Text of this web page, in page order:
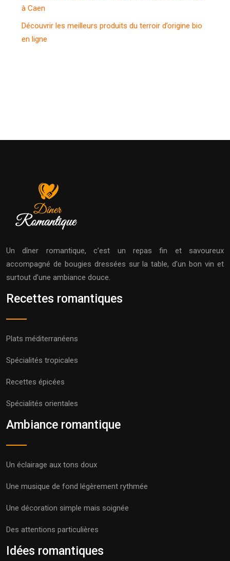
à Caen
Découvrir les meilleurs produits du terroir d’origine bio
en ligne
Un dîner romantique, c’est un repas fin et savoureux
accompagné de bougies dressées sur la table, d’un bon vin et
surtout d’une ambiance douce.
Recettes romantiques
Plats méditerranéens
Spécialités tropicales
Recettes épicées
Spécialités orientales
Ambiance romantique
Un éclairage aux tons doux
Une musique de fond légèrement rythmée
Une décoration simple mais soignée
Des attentions particulières
Idées romantiques